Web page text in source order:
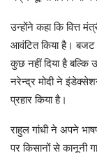
उन्होंने कहा कि वित्त
आवंटित किया है। बजट
कुछ नहीं दिया है बल्कि
नरेन्द्र मोदी ने
प्रहार किया है।
राहुल गांधी ने अपने
पर किसानों से कानूनी